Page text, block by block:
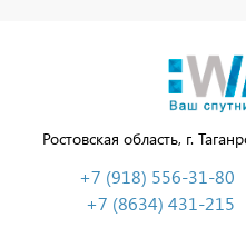
Ростовская область, г.
+7 (918) 556-31-80
+7 (8634) 431-215